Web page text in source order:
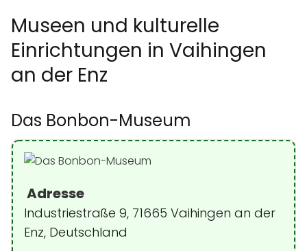
Museen und kulturelle
Einrichtungen in Vaihingen
an der Enz
Das Bonbon-Museum
Adresse
Industriestraße 9, 71665 Vaihingen an der
Enz, Deutschland